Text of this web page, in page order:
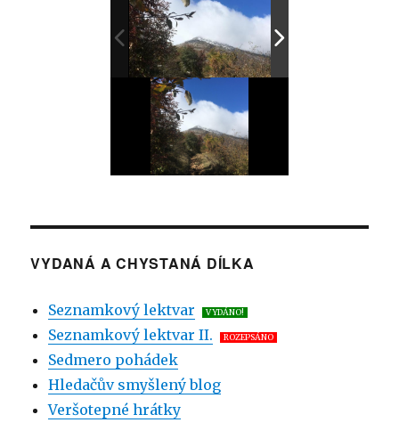
VYDANÁ A CHYSTANÁ DÍLKA
Seznamkový lektvar VYDÁNO!
Seznamkový lektvar II. ROZEPSÁNO
Sedmero pohádek
Hledačův smyšlený blog
Veršotepné hrátky